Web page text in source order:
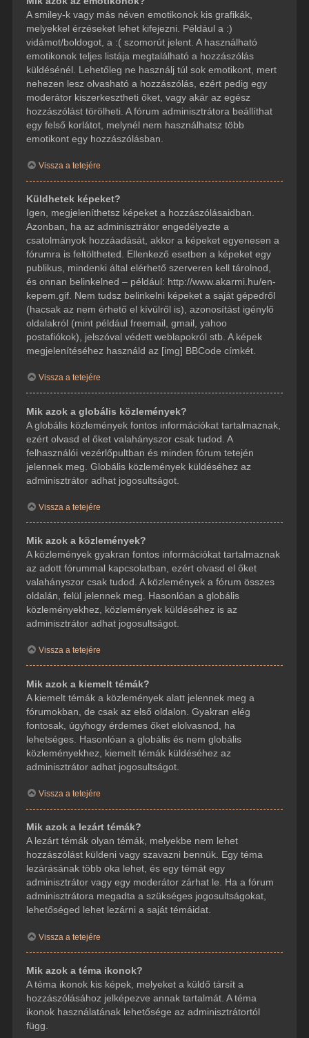
A smiley-k vagy más néven emotikonok kis grafikák,
melyekkel érzéseket lehet kifejezni. Például a :)
vidámot/boldogot, a :( szomorút jelent. A használható
emotikonok teljes listája megtalálható a hozzászólás
küldésénél. Lehetőleg ne használj túl sok emotikont, mert
nehezen lesz olvasható a hozzászólás, ezért pedig egy
moderátor kiszerkesztheti őket, vagy akár az egész
hozzászólást törölheti. A fórum adminisztrátora beállíthat
egy felső korlátot, melynél nem használhatsz több
emotikont egy hozzászólásban.
Vissza a tetejére
Küldhetek képeket?
Igen, megjeleníthetsz képeket a hozzászólásaidban.
Azonban, ha az adminisztrátor engedélyezte a
csatolmányok hozzáadását, akkor a képeket egyenesen a
fórumra is feltöltheted. Ellenkező esetben a képeket egy
publikus, mindenki által elérhető szerveren kell tárolnod,
és onnan belinkelned – például: http://www.akarmi.hu/en-
kepem.gif. Nem tudsz belinkelni képeket a saját gépedről
(hacsak az nem érhető el kívülről is), azonosítást igénylő
oldalakról (mint például freemail, gmail, yahoo
postafiókok), jelszóval védett weblapokról stb. A képek
megjelenítéséhez használd az [img] BBCode címkét.
Vissza a tetejére
Mik azok a globális közlemények?
A globális közlemények fontos információkat tartalmaznak,
ezért olvasd el őket valahányszor csak tudod. A
felhasználói vezérlőpultban és minden fórum tetején
jelennek meg. Globális közlemények küldéséhez az
adminisztrátor adhat jogosultságot.
Vissza a tetejére
Mik azok a közlemények?
A közlemények gyakran fontos információkat tartalmaznak
az adott fórummal kapcsolatban, ezért olvasd el őket
valahányszor csak tudod. A közlemények a fórum összes
oldalán, felül jelennek meg. Hasonlóan a globális
közleményekhez, közlemények küldéséhez is az
adminisztrátor adhat jogosultságot.
Vissza a tetejére
Mik azok a kiemelt témák?
A kiemelt témák a közlemények alatt jelennek meg a
fórumokban, de csak az első oldalon. Gyakran elég
fontosak, úgyhogy érdemes őket elolvasnod, ha
lehetséges. Hasonlóan a globális és nem globális
közleményekhez, kiemelt témák küldéséhez az
adminisztrátor adhat jogosultságot.
Vissza a tetejére
Mik azok a lezárt témák?
A lezárt témák olyan témák, melyekbe nem lehet
hozzászólást küldeni vagy szavazni bennük. Egy téma
lezárásának több oka lehet, és egy témát egy
adminisztrátor vagy egy moderátor zárhat le. Ha a fórum
adminisztrátora megadta a szükséges jogosultságokat,
lehetőséged lehet lezárni a saját témáidat.
Vissza a tetejére
Mik azok a téma ikonok?
A téma ikonok kis képek, melyeket a küldő társít a
hozzászólásához jelképezve annak tartalmát. A téma
ikonok használatának lehetősége az adminisztrátortól
függ.